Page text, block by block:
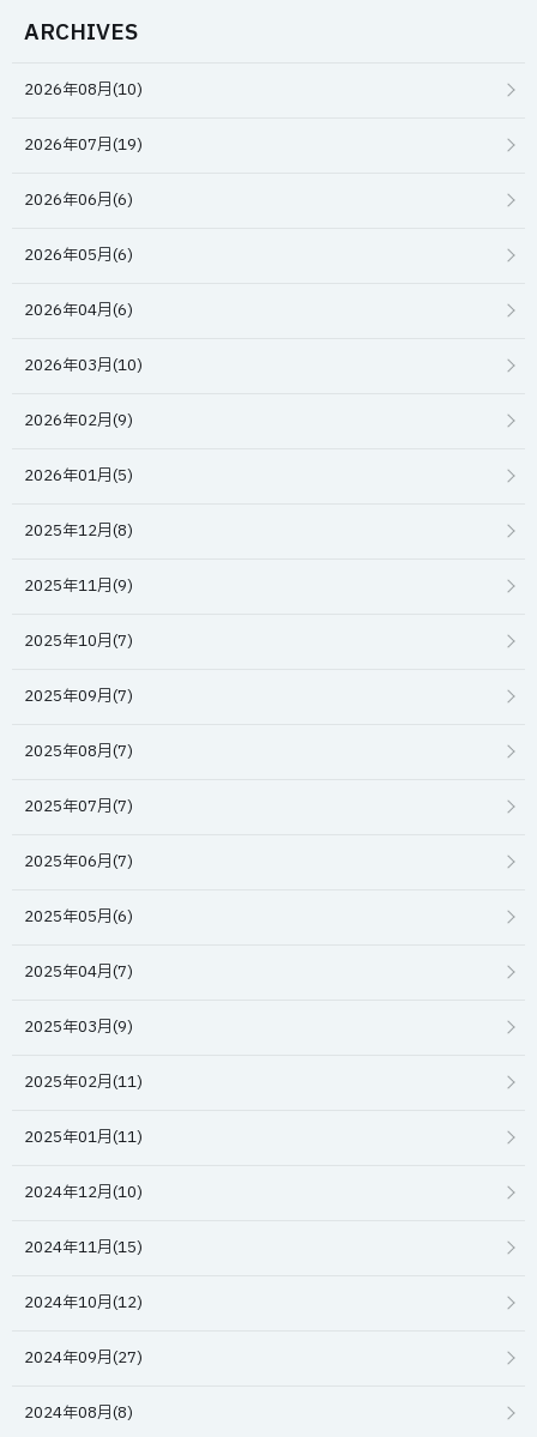
ARCHIVES
2026年08月(10)
2026年07月(19)
2026年06月(6)
2026年05月(6)
2026年04月(6)
2026年03月(10)
2026年02月(9)
2026年01月(5)
2025年12月(8)
2025年11月(9)
2025年10月(7)
2025年09月(7)
2025年08月(7)
2025年07月(7)
2025年06月(7)
2025年05月(6)
2025年04月(7)
2025年03月(9)
2025年02月(11)
2025年01月(11)
2024年12月(10)
2024年11月(15)
2024年10月(12)
2024年09月(27)
2024年08月(8)